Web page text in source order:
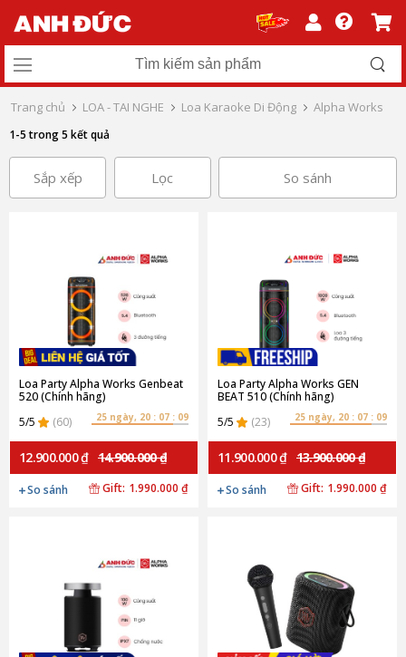
Trang chủ LOA - TAI NGHE Loa Karaoke Di Động Alpha Works
1-5 trong 5 kết quả
Sắp xếp Lọc So sánh
Loa Party Alpha Works Genbeat
520 (Chính hãng)
5/5
(60) 25 ngày, 20 : 07 : 08
12.900.000 ₫ 14.900.000 ₫
So sánh Gift: 1.990.000 ₫
Loa Party Alpha Works GEN
BEAT 510 (Chính hãng)
5/5
(23) 25 ngày, 20 : 07 : 08
11.900.000 ₫ 13.900.000 ₫
So sánh Gift: 1.990.000 ₫